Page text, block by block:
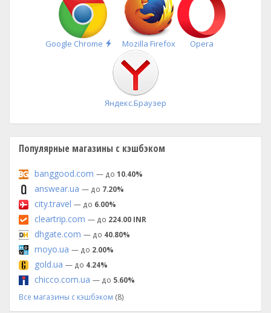
Google Chrome
Быстрая
установка
Mozilla Firefox Opera
Яндекс.Браузер
Популярные магазины с кэшбэком
banggood.com — до 10.40%
answear.ua — до 7.20%
city.travel — до 6.00%
cleartrip.com — до 224.00 INR
dhgate.com — до 40.80%
moyo.ua — до 2.00%
gold.ua — до 4.24%
chicco.com.ua — до 5.60%
Все магазины с кэшбэком (8)